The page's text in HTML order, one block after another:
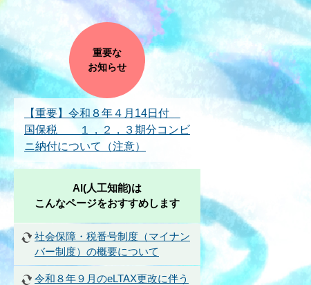
重要な
お知らせ
【重要】令和８年４月14日付
国保税 １，２，３期分コンビ
ニ納付について（注意）
AI(人工知能)は
こんなページをおすすめします
社会保障・税番号制度（マイナン
バー制度）の概要について
令和８年９月のeLTAX更改に伴う